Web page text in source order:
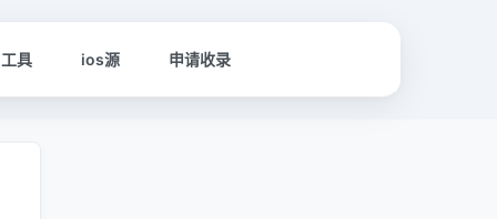
具 ios源 申请收录